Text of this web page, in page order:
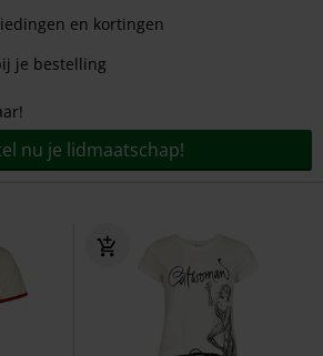
en kortingen
je bestelling
nu je lidmaatschap!